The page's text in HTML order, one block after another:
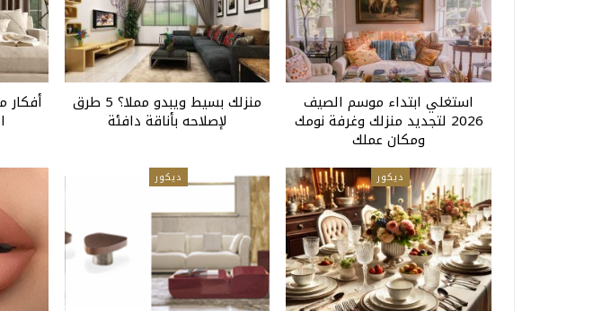
استغلي ابتداء موسم الصيف
2026 لتجديد منزلك وغرفة نومك
ومكان عملك
منزلك بسيط ويبدو مملا؟ 5 طرق
لإصلاحه بأناقة دافئة
أفكار
ديكور ديكور